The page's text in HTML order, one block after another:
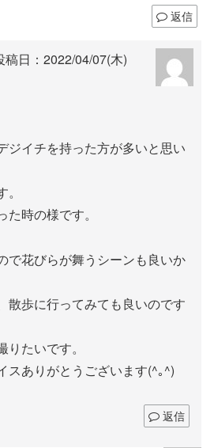
返信
稿日：2022/04/07(木)
ジイチを持った方が多いと思い
時の様です。
で花びらが舞うシーンも良いか
散歩に行ってみても良いのです
たいです。
スありがとうございます(^｡^)
返信